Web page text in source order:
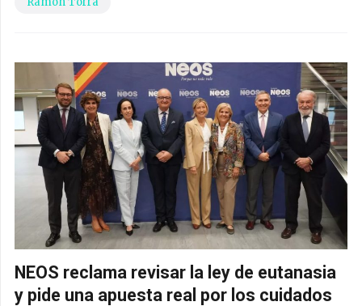
NEOS reclama revisar la ley de eutanasia
y pide una apuesta real por los cuidados